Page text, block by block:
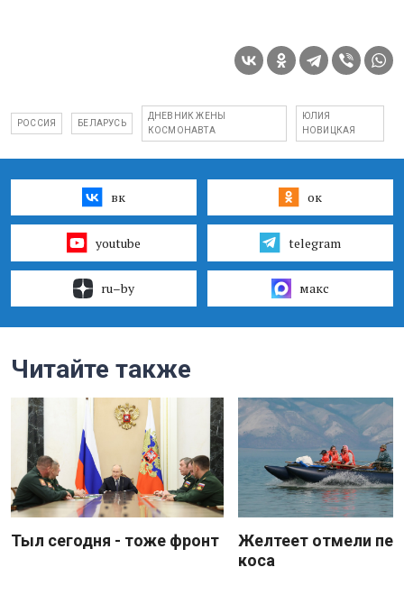
РОССИЯ БЕЛАРУСЬ
ДНЕВНИК ЖЕНЫ
КОСМОНАВТА
ЮЛИЯ
НОВИЦКАЯ
вк ок
youtube telegram
ru–by макс
Читайте также
Тыл сегодня - тоже фронт
Желтеет отмели
коса